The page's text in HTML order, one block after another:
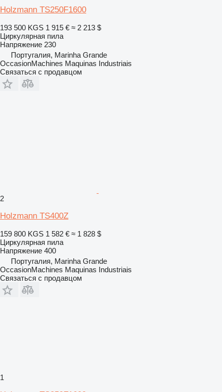
Holzmann TS250F1600
193 500 KGS 1 915 € ≈ 2 213 $
Циркулярная пила
Напряжение 230
Португалия, Marinha Grande
OccasionMachines Maquinas Industriais
Связаться с продавцом
2
Holzmann TS400Z
159 800 KGS 1 582 € ≈ 1 828 $
Циркулярная пила
Напряжение 400
Португалия, Marinha Grande
OccasionMachines Maquinas Industriais
Связаться с продавцом
1